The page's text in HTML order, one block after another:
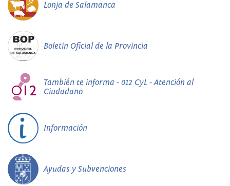
Lonja de Salamanca
Boletín Oficial de la Provincia
También te informa - 012 CyL - Atención al
Ciudadano
Información
Ayudas y Subvenciones